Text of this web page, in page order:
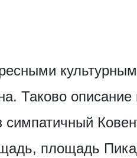
Таково
площадь